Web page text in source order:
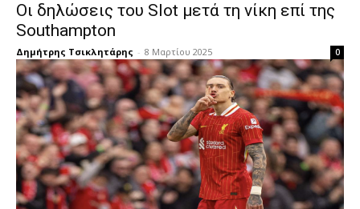
Οι δηλώσεις του Slot μετά τη νίκη επί της
Southampton
Δημήτρης Τσικλητάρης - 8 Μαρτίου 2025 0